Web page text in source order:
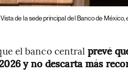
Vista de la sede principal del Banco de
el banco central prevé
y no descarta más